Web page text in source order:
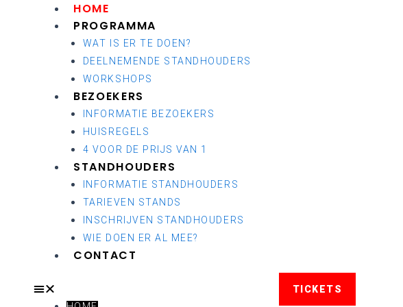
HOME
PROGRAMMA
WAT IS ER TE DOEN?
DEELNEMENDE STANDHOUDERS
WORKSHOPS
BEZOEKERS
INFORMATIE BEZOEKERS
HUISREGELS
4 VOOR DE PRIJS VAN 1
STANDHOUDERS
INFORMATIE STANDHOUDERS
TARIEVEN STANDS
INSCHRIJVEN STANDHOUDERS
WIE DOEN ER AL MEE?
CONTACT
Menu
TICKETS